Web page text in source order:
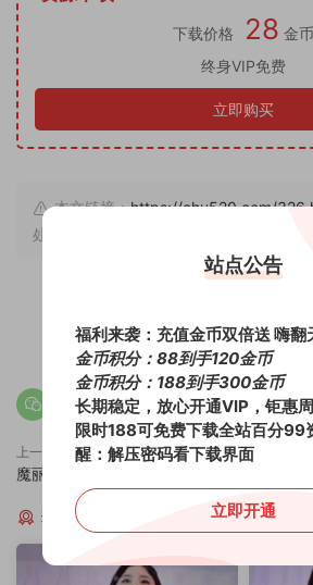
下载价格 28 金币
终身VIP免费
立即购买
本文链接：https://chu520.com/
处。
11 0
上一篇
魔丽舞社罗曼13期
猜你喜欢
站点公告
福利来袭：充值金币双倍送 嗨翻
金币积分：88到手120金币
金币积分：188到手300金币
长期稳定，放心开通VIP，钜惠
限时188可免费下载全站百分99
醒：解压密码看下载界面
立即开通